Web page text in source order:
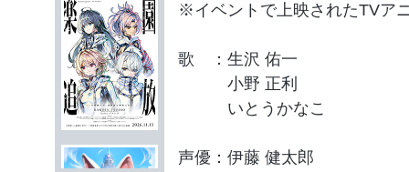
※イベントで上映されたTVア
歌 ：生沢 佑一
小野 正利
いとうかなこ
声優：伊藤 健太郎